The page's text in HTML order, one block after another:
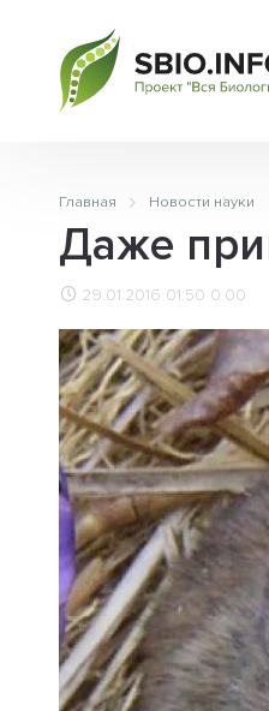
Главная Новости науки
Даже
29.01.2016 01:50 0.00